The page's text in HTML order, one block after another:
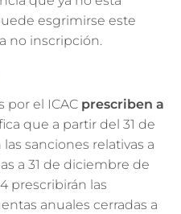
esgrimirse este
no inscripción.
por el ICAC prescriben a
que a partir del 31 de
sanciones relativas a
a 31 de diciembre de
prescribirán las
anuales cerradas a